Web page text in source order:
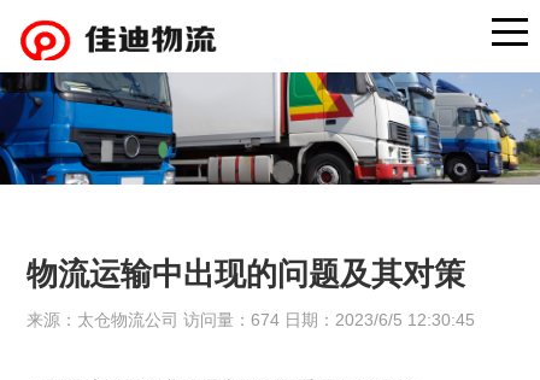
物流运输中出现的问题及其对策
来源：太仓物流公司 访问量：674 日期：2023/6/5 12:30:45